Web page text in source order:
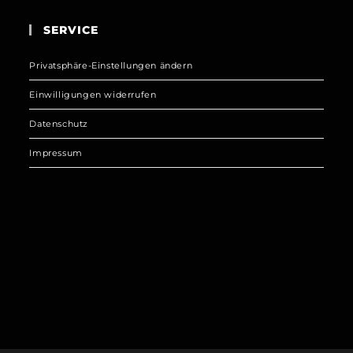
SERVICE
Privatsphäre-Einstellungen ändern
Einwilligungen widerrufen
Datenschutz
Impressum